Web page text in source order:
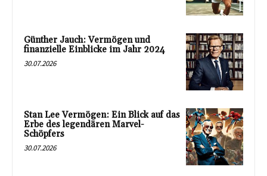
Günther Jauch: Vermögen und
finanzielle Einblicke im Jahr 2024
30.07.2026
Stan Lee Vermögen: Ein Blick auf das
Erbe des legendären Marvel-
Schöpfers
30.07.2026